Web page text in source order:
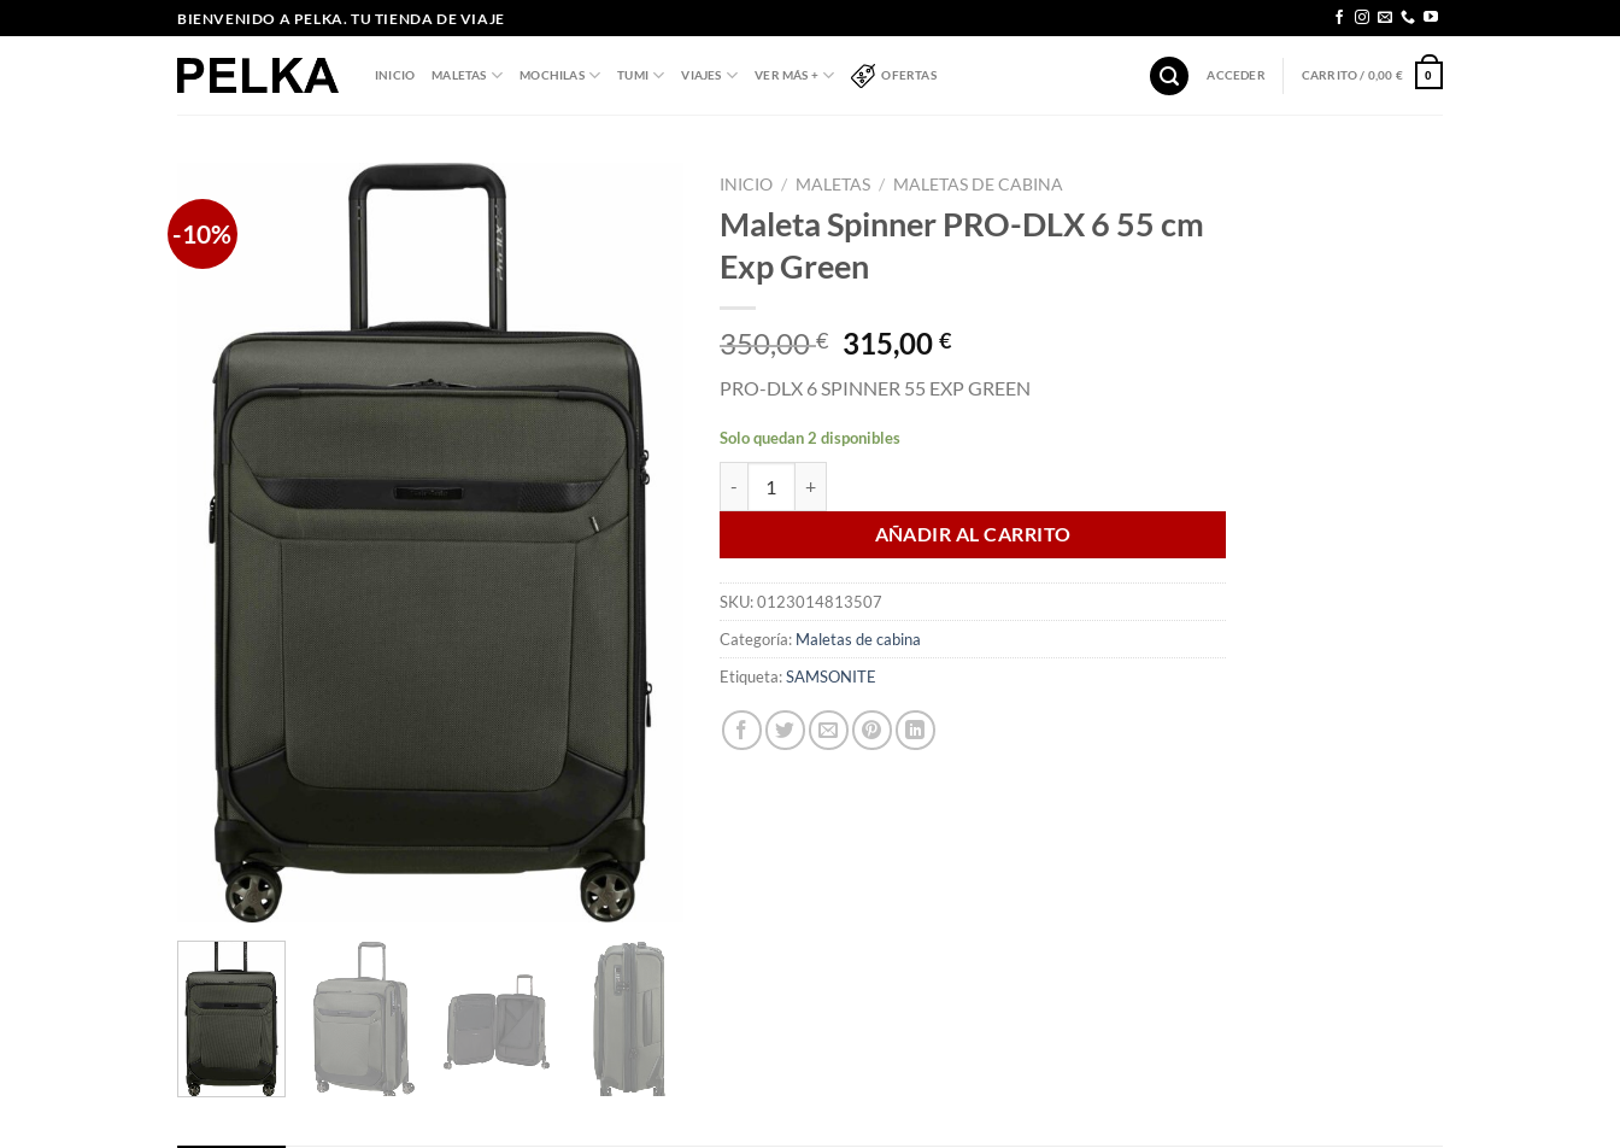
al
BIENVENIDO A PELKA. TU TIENDA DE VIAJE
INICIO MALETAS MOCHILAS TUMI VIAJES VER MÁS + OFERTAS ACCEDER CARRITO / 0,00 € 0
-10%
INICIO / MALETAS / MALETAS DE CABINA
Maleta Spinner PRO-DLX 6 55 cm
Exp Green
350,00€ El
precio
original
era:
350,00 €.
315,00€El
actual
PRO-DLX 6 SPINNER 55 EXP GREEN
Solo quedan 2 disponibles
AÑADIR AL CARRITO
SKU:0123014813507
Categoría: Maletas de cabina
Etiqueta:SAMSONITE